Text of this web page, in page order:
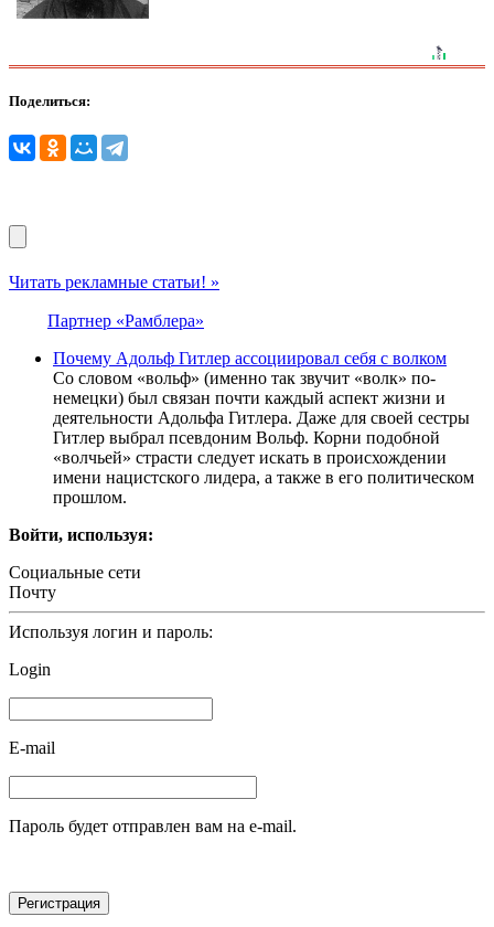
Поделиться:
Читать рекламные статьи! »
Партнер «Рамблера»
Почему Адольф Гитлер ассоциировал себя с волком
Со словом «вольф» (именно так звучит «волк» по-
немецки) был связан почти каждый аспект жизни и
деятельности Адольфа Гитлера. Даже для своей сестры
Гитлер выбрал псевдоним Вольф. Корни подобной
«волчьей» страсти следует искать в происхождении
имени нацистского лидера, а также в его политическом
прошлом.
Войти, используя:
Социальные сети
Почту
Используя логин и пароль:
Login
E-mail
Пароль будет отправлен вам на e-mail.